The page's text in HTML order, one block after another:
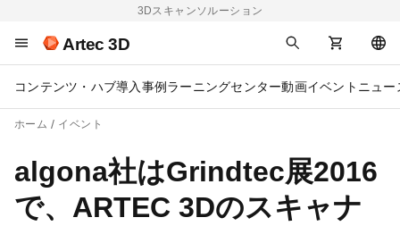
3Dスキャンソルーション
Artec 3D
コンテンツ・ハブ導入事例 ラーニングセンター動画イベント ニュー
ホーム イベント
algona社はGrindtec展2016
で、ARTEC 3Dのスキャナ